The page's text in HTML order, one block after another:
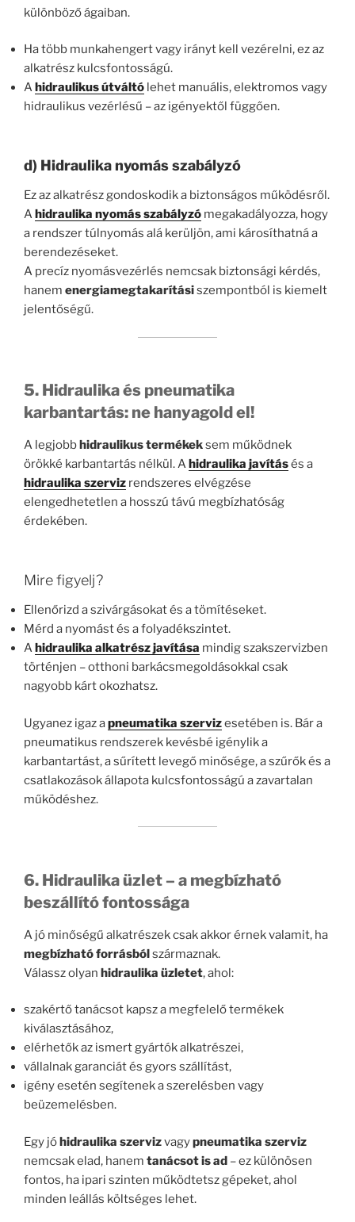
különböző ágaiban.
Ha több munkahengert vagy irányt kell vezérelni, ez az
alkatrész kulcsfontosságú.
Ahidraulikus útváltó lehet manuális, elektromos vagy
hidraulikus vezérlésű – az igényektől függően.
d) Hidraulika nyomás szabályzó
Ez az alkatrész gondoskodik a biztonságos működésről.
Ahidraulika nyomás szabályzó megakadályozza, hogy
a rendszer túlnyomás alá kerüljön, ami károsíthatná a
berendezéseket.
A precíz nyomásvezérlés nemcsak biztonsági kérdés,
hanem energiamegtakarításiszempontból is kiemelt
jelentőségű.
5. Hidraulika és pneumatika
karbantartás: ne hanyagold el!
A legjobbhidraulikus termékeksem működnek
örökké karbantartás nélkül. Ahidraulika javításés a
hidraulika szerviz rendszeres elvégzése
elengedhetetlen a hosszú távú megbízhatóság
érdekében.
Mire figyelj?
Ellenőrizd a szivárgásokat és a tömítéseket.
Mérd a nyomást és a folyadékszintet.
Ahidraulika alkatrész javítása mindig szakszervizben
történjen – otthoni barkácsmegoldásokkal csak
nagyobb kárt okozhatsz.
Ugyanez igaz apneumatika szervizesetében is. Bár a
pneumatikus rendszerek kevésbé igénylik a
karbantartást, a sűrített levegő minősége, a szűrők és a
csatlakozások állapota kulcsfontosságú a zavartalan
működéshez.
6. Hidraulika üzlet – a megbízható
beszállító fontossága
A jó minőségű alkatrészek csak akkor érnek valamit, ha
megbízható forrásbólszármaznak.
Válassz olyan hidraulika üzletet, ahol:
szakértő tanácsot kapsz a megfelelő termékek
kiválasztásához,
elérhetők az ismert gyártók alkatrészei,
vállalnak garanciát és gyors szállítást,
igény esetén segítenek a szerelésben vagy
beüzemelésben.
Egy jóhidraulika szervizvagypneumatika szerviz
nemcsak elad, hanem tanácsot is ad – ez különösen
fontos, ha ipari szinten működtetsz gépeket, ahol
minden leállás költséges lehet.